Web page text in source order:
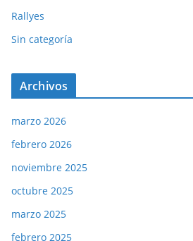
Rallyes
Sin categoría
Archivos
marzo 2026
febrero 2026
noviembre 2025
octubre 2025
marzo 2025
febrero 2025